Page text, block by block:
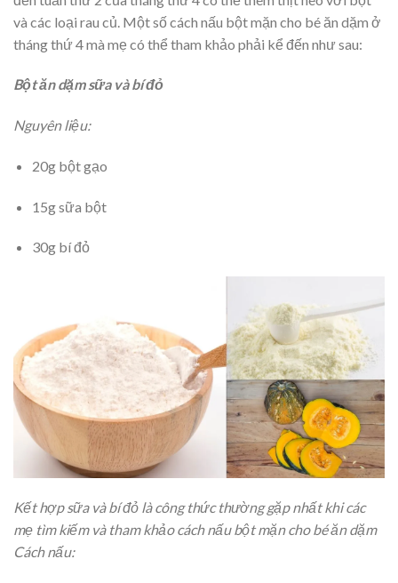
và các loại rau củ. Một số cách nấu bột mặn cho bé ăn dặm ở
tháng thứ 4 mà mẹ có thể tham khảo phải kể đến như sau:
Bột ăn dặm sữa và bí đỏ
Nguyên liệu:
20g bột gạo
15g sữa bột
30g bí đỏ
Kết hợp sữa và bí đỏ là công thức thường gặp nhất khi các
mẹ tìm kiếm và tham khảo cách nấu bột mặn cho bé ăn dặm
Cách nấu: